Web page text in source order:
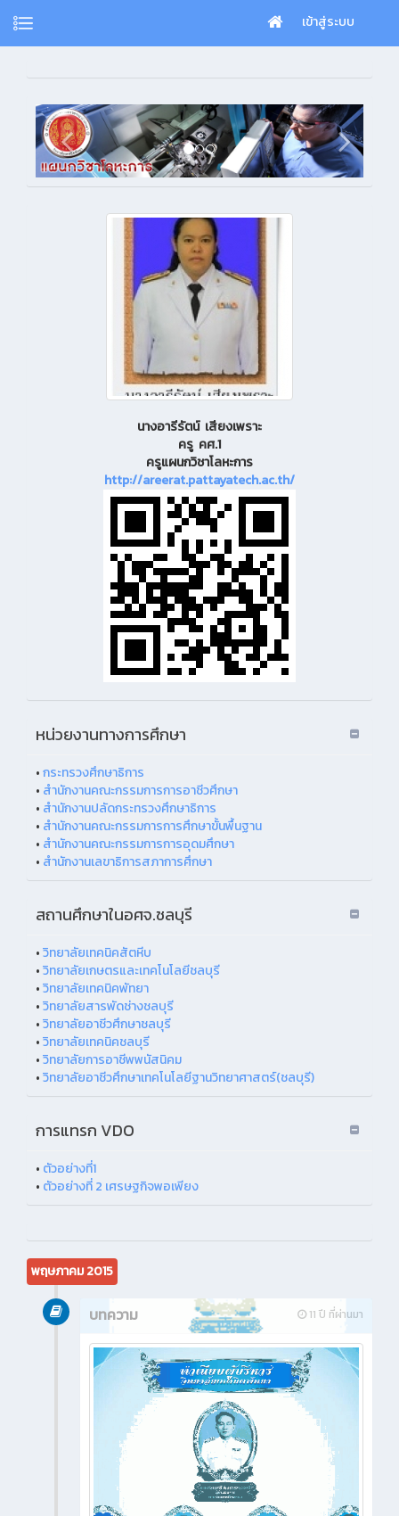
เข้าสู่ระบบ
นางอารีรัตน์ เสียงเพราะ
ครู คศ.1
ครูแผนกวิชาโลหะการ
http://areerat.pattayatech.ac.th/
หน่วยงานทางการศึกษา
•กระทรวงศึกษาธิการ
• สำนักงานคณะกรรมการการอาชีวศึกษา
• สำนักงานปลัดกระทรวงศึกษาธิการ
• สำนักงานคณะกรรมการการศึกษาขั้นพื้นฐาน
• สำนักงานคณะกรรมการการอุดมศึกษา
• สำนักงานเลขาธิการสภาการศึกษา
สถานศึกษาในอศจ.ชลบุรี
•วิทยาลัยเทคนิคสัตหีบ
•วิทยาลัยเกษตรและเทคโนโลยีชลบุรี
•วิทยาลัยเทคนิคพัทยา
•วิทยาลัยสารพัดช่างชลบุรี
•วิทยาลัยอาชีวศึกษาชลบุรี
•วิทยาลัยเทคนิคชลบุรี
•วิทยาลัยการอาชีพพนัสนิคม
•วิทยาลัยอาชีวศึกษาเทคโนโลยีฐานวิทยาศาสตร์(ชลบุรี)
การแทรก VDO
• ตัวอย่างที่1
• ตัวอย่างที่ 2 เศรษฐกิจพอเพียง
พฤษภาคม 2015
11 ปี ที่ผ่านมา
บทความ